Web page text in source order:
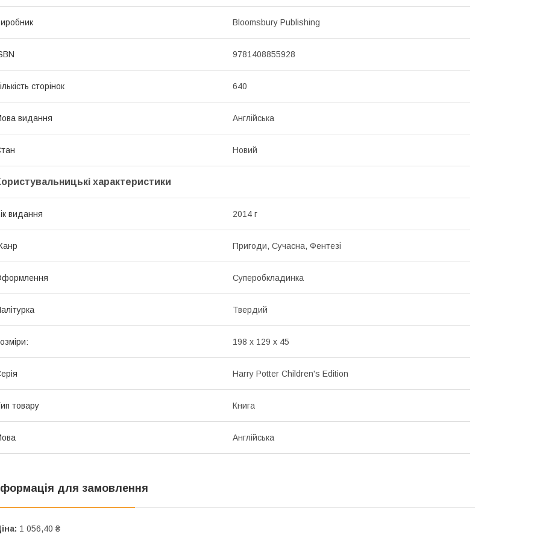
Bloomsbury Publishing
9781408855928
сторінок 640
видання Англійська
Новий
характеристики
видання 2014 г
Пригоди, Сучасна, Фентезі
Суперобкладинка
Твердий
198 x 129 x 45
Harry Potter Children's Edition
товару Книга
Англійська
для замовлення
1 056,40 ₴